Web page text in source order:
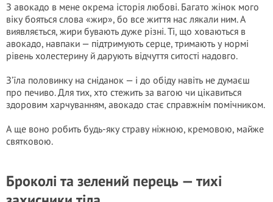
З авокадо в мене окрема історія любові. Багато жінок мого
віку бояться слова «жир», бо все життя нас лякали ним. А
виявляється, жири бувають дуже різні. Ті, що ховаються в
авокадо, навпаки — підтримують серце, тримають у нормі
рівень холестерину й дарують відчуття ситості надовго.
З’їла половинку на сніданок — і до обіду навіть не думаєш
про печиво. Для тих, хто стежить за вагою чи цікавиться
здоровим харчуванням, авокадо стає справжнім помічником.
А ще воно робить будь-яку страву ніжною, кремовою, майже
святковою.
Броколі та зелений перець — тихі